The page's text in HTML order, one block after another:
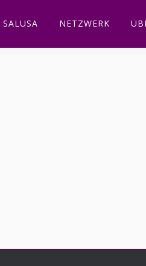
SALUSA NETZWERK